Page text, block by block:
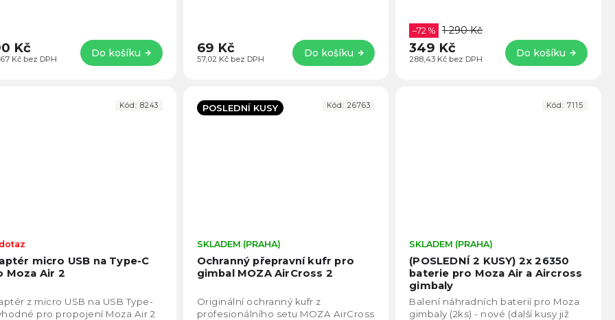
Kč bez DPH
Kč Do košíku 57,02 Kč bez DPH
69 Kč Do košíku 288,43 Kč bez DPH
–72 % 1 290 Kč
349 Kč Do košíku
micro USB na Type-C
Moza Air 2
Průměrné
hodnocení
produktu
z micro USB na USB Type-
pro propojení Moza Air 2
Kód: 8243 POSLEDNÍ KUSY
Ochranný přepravní kufr pro
gimbal MOZA AirCross 2
Průměrné
hodnocení
produktu
SKLADEM (PRAHA)
Originální ochranný kufr z
profesionálního setu MOZA AirCross
Kód:26763
(POSLEDNÍ 2 KUSY) 2x 26350
baterie pro Moza Air a Aircross
gimbaly
SKLADEM (PRAHA)
Balení náhradních baterií pro Moza
gimbaly (2ks) - nové (další kusy již
Kód: 7115